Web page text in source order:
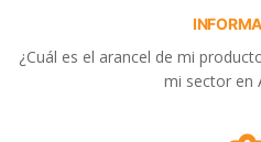
¿Cuál es el arancel de mi
mi sector en